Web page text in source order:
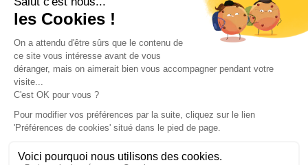
Informations
Plan du site
Mentions légales
Politique de confidentialité
Recrutement